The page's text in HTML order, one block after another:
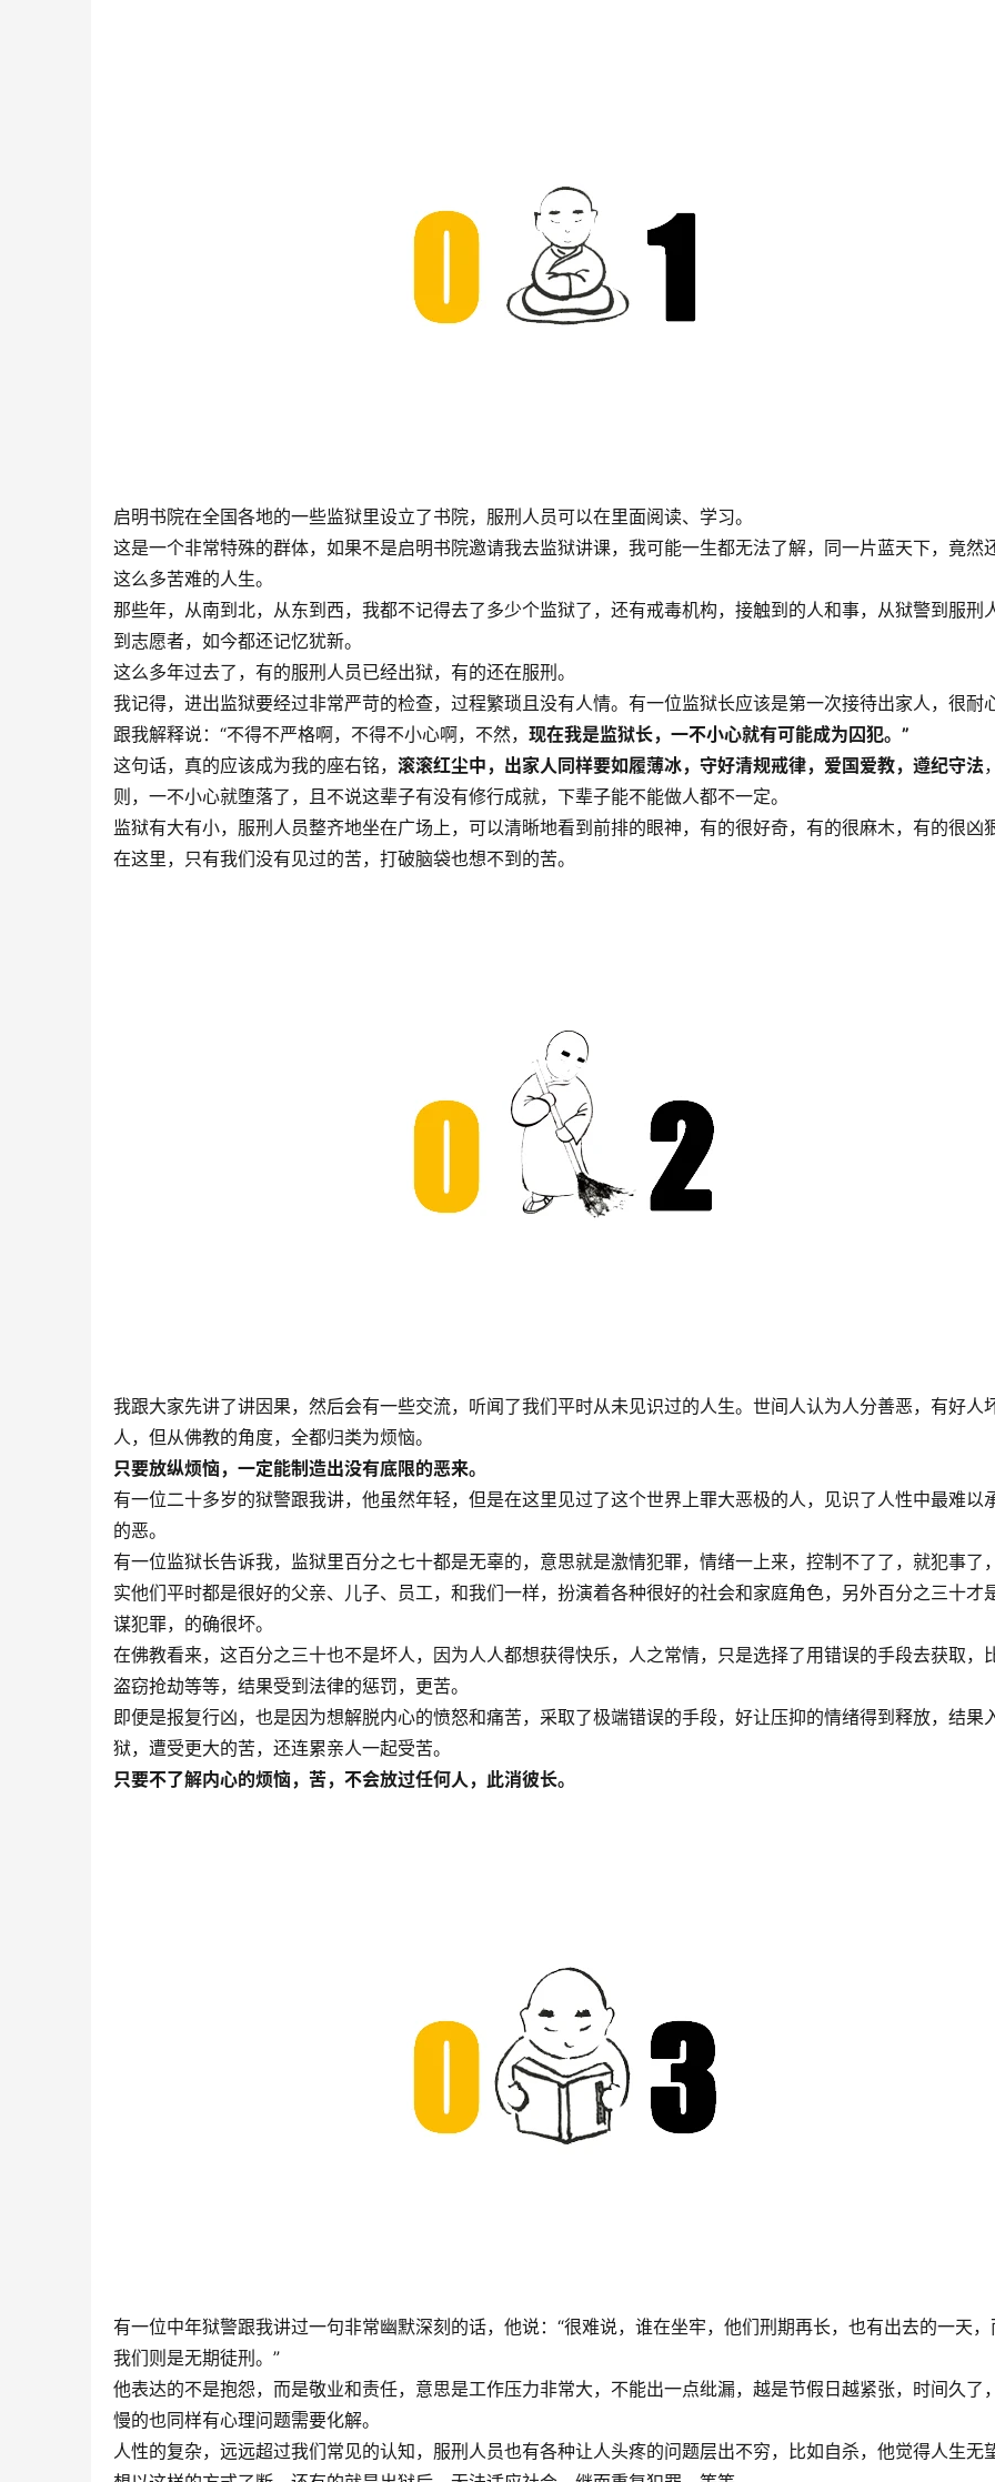
启明书院在全国各地的一些监狱里设立了书院，服刑人员可以在里面阅读、学习。
这是一个非常特殊的群体，如果不是启明书院邀请我去监狱讲课，我可能一生都无法了解，同一片蓝天下，竟然
这么多苦难的人生。
那些年，从南到北，从东到西，我都不记得去了多少个监狱了，还有戒毒机构，接触到的人和事，从狱警到服刑
到志愿者，如今都还记忆犹新。
这么多年过去了，有的服刑人员已经出狱，有的还在服刑。
我记得，进出监狱要经过非常严苛的检查，过程繁琐且没有人情。有一位监狱长应该是第一次接待出家人，很耐
跟我解释说：“不得不严格啊，不得不小心啊，不然， 现在我是监狱长，一不小心就有可能成为囚犯。”
这句话，真的应该成为我的座右铭， 滚滚红尘中，出家人同样要如履薄冰，守好清规戒律，爱国爱教，遵纪守法
则，一不小心就堕落了，且不说这辈子有没有修行成就，下辈子能不能做人都不一定。
监狱有大有小，服刑人员整齐地坐在广场上，可以清晰地看到前排的眼神，有的很好奇，有的很麻木，有的很凶
在这里，只有我们没有见过的苦，打破脑袋也想不到的苦。
我跟大家先讲了讲因果，然后会有一些交流，听闻了我们平时从未见识过的人生。世间人认为人分善恶，有好人
人，但从佛教的角度，全都归类为烦恼。
只要放纵烦恼，一定能制造出没有底限的恶来。
有一位二十多岁的狱警跟我讲，他虽然年轻，但是在这里见过了这个世界上罪大恶极的人，见识了人性中最难以
的恶。
有一位监狱长告诉我，监狱里百分之七十都是无辜的，意思就是激情犯罪，情绪一上来，控制不了了，就犯事了
实他们平时都是很好的父亲、儿子、员工，和我们一样，扮演着各种很好的社会和家庭角色，另外百分之三十才
谋犯罪，的确很坏。
在佛教看来，这百分之三十也不是坏人，因为人人都想获得快乐，人之常情，只是选择了用错误的手段去获取，
盗窃抢劫等等，结果受到法律的惩罚，更苦。
即便是报复行凶，也是因为想解脱内心的愤怒和痛苦，采取了极端错误的手段，好让压抑的情绪得到释放，结果
狱，遭受更大的苦，还连累亲人一起受苦。
只要不了解内心的烦恼，苦，不会放过任何人，此消彼长。
有一位中年狱警跟我讲过一句非常幽默深刻的话，他说：“很难说，谁在坐牢，他们刑期再长，也有出去的一天，
我们则是无期徒刑。”
他表达的不是抱怨，而是敬业和责任，意思是工作压力非常大，不能出一点纰漏，越是节假日越紧张，时间久了
慢的也同样有心理问题需要化解。
人性的复杂，远远超过我们常见的认知，服刑人员也有各种让人头疼的问题层出不穷，比如自杀，他觉得人生无